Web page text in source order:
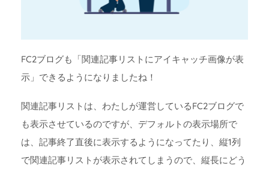
FC2ブログも「関連記事リストにアイキャッチ画像が表
示」できるようになりましたね！
関連記事リストは、わたしが運営しているFC2ブログで
も表示させているのですが、デフォルトの表示場所で
は、記事終了直後に表示するようになってたり、縦1列
で関連記事リストが表示されてしまうので、縦長にどう